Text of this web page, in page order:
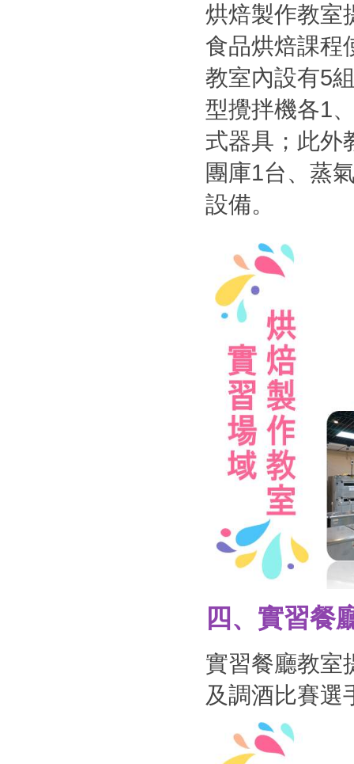
烘焙製作教室
食品烘焙課程
教室內設有5
型攪拌機各1
式器具；此外
團庫1台、蒸
設備。
四、實習餐
實習餐廳教室
及調酒比賽選